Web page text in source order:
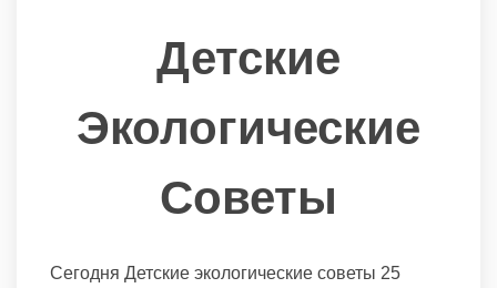
Детские
Экологические
Советы
Сегодня Детские экологические советы 25